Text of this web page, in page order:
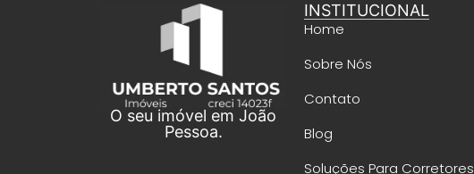
O seu imóvel em João
Pessoa.
INSTITUCIONAL
Home
Sobre Nós
Contato
Blog
Soluções Para Corretores